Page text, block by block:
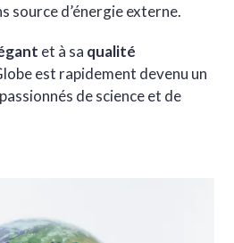
source d’énergie externe.
et à sa qualité
est rapidement devenu un
de science et de